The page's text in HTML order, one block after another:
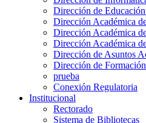
Dirección de
Dirección Académica
Dirección Académica
Dirección Académica
Dirección de Asuntos
Dirección de
prueba
Conexión Regulatoria
Institucional
Rectorado
Sistema de Bibliotecas